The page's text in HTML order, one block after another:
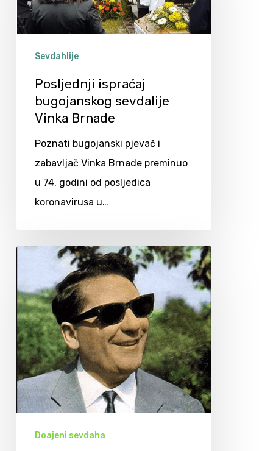
Sevdahlije
Posljednji ispraćaj
bugojanskog sevdalije
Vinka Brnade
Poznati bugojanski pjevač i
zabavljač Vinka Brnade preminuo
u 74. godini od posljedica
koronavirusa u…
Doajeni sevdaha